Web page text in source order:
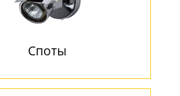
Споты